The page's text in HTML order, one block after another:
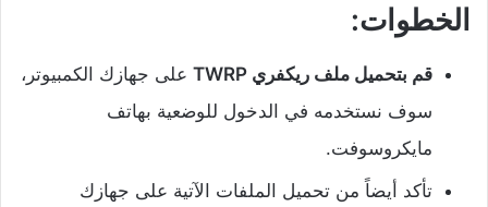
الخطوات:
قم بتحميل ملف ريكفري TWRP
على جهازك الكمبيوتر،
سوف نستخدمه في الدخول للوضعية بهاتف
مايكروسوفت.
تأكد أيضاً من تحميل الملفات الآتية على جهازك